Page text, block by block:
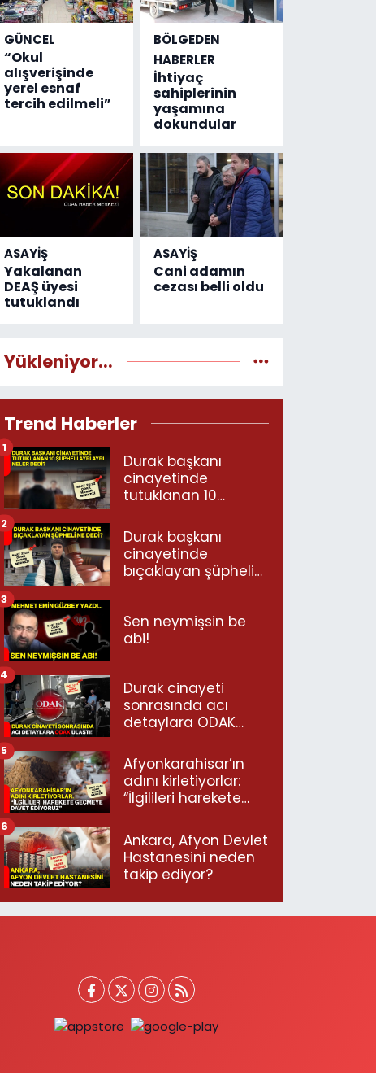
GÜNCEL
“Okul
alışverişinde
yerel esnaf
tercih edilmeli”
BÖLGEDEN
HABERLER
İhtiyaç
sahiplerinin
yaşamına
dokundular
ASAYİŞ
Yakalanan
DEAŞ üyesi
tutuklandı
ASAYİŞ
Cani adamın
cezası belli oldu
Yükleniyor...
Trend Haberler
Durak başkanı
cinayetinde
tutuklanan 10
neler dedi?
1
Durak başkanı
cinayetinde
bıçaklayan şüpheli
2
Sen neymişsin be
abi!
3
Durak cinayeti
sonrasında acı
detaylara ODAK
4
Afyonkarahisar’ın
adını kirletiyorlar:
“İlgilileri harekete
ediyoruz”
5
Ankara, Afyon Devlet
Hastanesini neden
takip ediyor?
6